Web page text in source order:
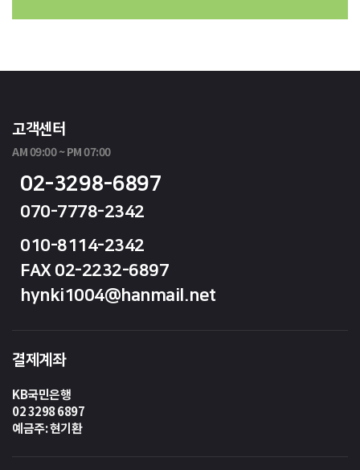
고객센터
AM 09:00 ~ PM 07:00
02-3298-6897
070-7778-2342
010-8114-2342
FAX 02-2232-6897
hynki1004@hanmail.net
결제계좌
KB국민은행
02 3298 6897
예금주: 현기환